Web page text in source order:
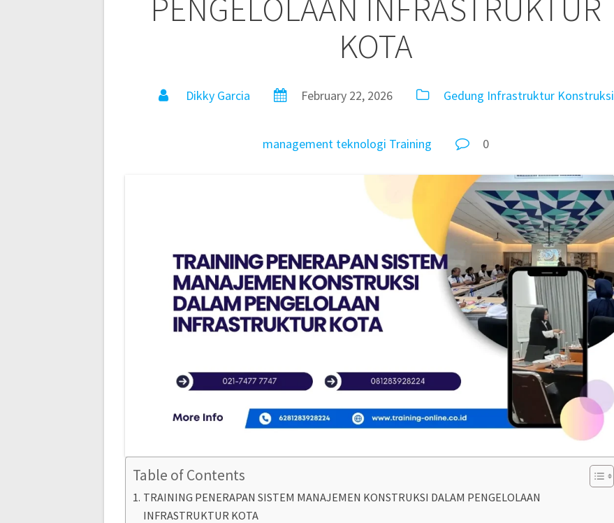
PENGELOLAAN INFRASTRUKTUR
KOTA
Dikky Garcia February 22, 2026 Gedung Infrastruktur Konstruksi
management teknologi Training 0
Table of Contents
TRAINING PENERAPAN SISTEM MANAJEMEN KONSTRUKSI DALAM PENGELOLAAN
INFRASTRUKTUR KOTA